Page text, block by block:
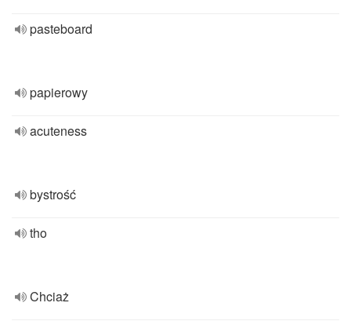
pasteboard
papierowy
acuteness
bystrość
tho
Chciaż